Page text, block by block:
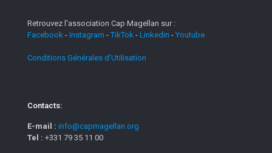
Retrouvez l'association Cap Magellan sur :
Facebook - Instagram -TikTok - Linkedin - Youtube
Conditions Générales d'Utilisation
Contacts:
E-mail : info@capmagellan.org
Tel : +331 79 35 11 00